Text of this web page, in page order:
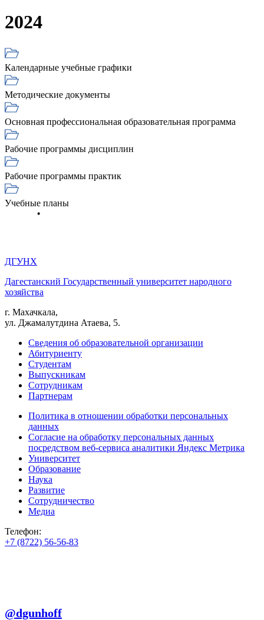
2024
Календарные учебные графики
Методические документы
Основная профессиональная образовательная программа
Рабочие программы дисциплин
Рабочие программы практик
Учебные планы
ДГУНХ
Дагестанский Государственный университет народного
хозяйства
г. Махачкала,
ул. Джамалутдина Атаева, 5.
Сведения об образовательной организации
Абитуриенту
Студентам
Выпускникам
Сотрудникам
Партнерам
Политика в отношении обработки персональных
данных
Согласие на обработку персональных данных
посредством веб-сервиса аналитики Яндекс Метрика
Университет
Образование
Наука
Развитие
Сотрудничество
Медиа
Телефон:
+7 (8722) 56-56-83
@dgunhoff